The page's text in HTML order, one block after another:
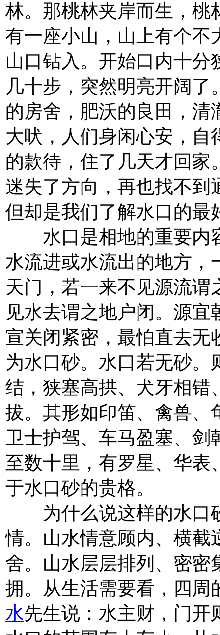
林。那桃林夹岸而生，桃
有一座小山，山上有个不
山口钻入。开始口内十
几十步，突然明亮开阔
的房舍，肥沃的良田，清
大吠，人们身闲心安，自
的款待，住了几天才回家
迷失了方向，再也找不到
但却是我们了解水口的最
水口是相地的重要内
水流进或水流出的地方，
天门，若一来不见源流
见水去谓之地户闭。源
宣关闭紧密，最怕直去无
为水口砂。水口若无砂
结，狭塞高拱、犬牙相错
拔。其形如印笛、禽兽、
卫士护驾、车马盈塞、剑
至数十里，有罗星、华表
于水口砂的贵格。
为什么说这样的水口
情。山水情意顾内、横截
舍。山水层层排列、密密
拥。从生活需要看，四周
水先生说：水主财，门开